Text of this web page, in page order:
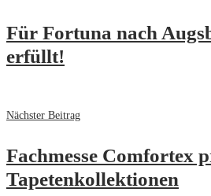
Für Fortuna nach
erfüllt!
Nächster Beitrag
Fachmesse Comfortex
Tapetenkollektionen